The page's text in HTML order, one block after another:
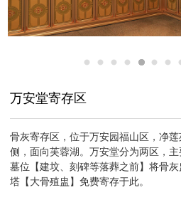
万安堂寄存区
骨灰寄存区，位于万安园福山区，净
侧，面向芙蓉湖。万安堂分为两区，
墓位【建坟、刻碑等落葬之前】将骨
塔【大骨殖盅】免费寄存于此。